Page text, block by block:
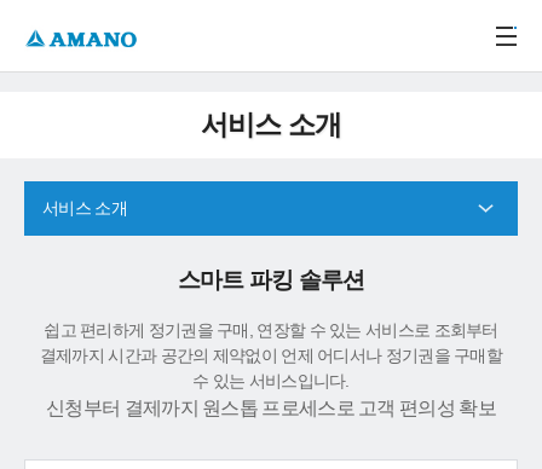
서비스 소개
서비스 소개
스마트 파킹 솔루션
쉽고 편리하게 정기권을 구매, 연장할 수 있는 서비스로 조회부터
결제까지 시간과 공간의 제약없이 언제 어디서나 정기권을 구매할
수 있는 서비스입니다.
신청부터 결제까지 원스톱 프로세스로 고객 편의성 확보